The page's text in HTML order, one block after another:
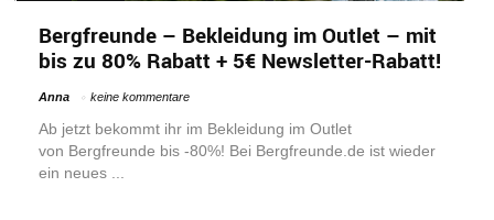
Bergfreunde – Bekleidung im Outlet – mit
bis zu 80% Rabatt + 5€ Newsletter-Rabatt!
Anna keine kommentare
Ab jetzt bekommt ihr im Bekleidung im Outlet
von Bergfreunde bis -80%! Bei Bergfreunde.de ist wieder
ein neues ...